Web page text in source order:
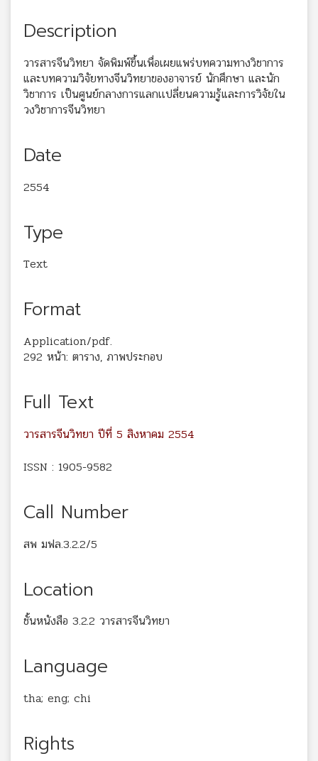
Description
วารสารจีนวิทยา จัดพิมพ์ขึ้นเพื่อเผยแพร่บทความทางวิชาการ
และบทความวิจัยทางจีนวิทยาของอาจารย์ นักศึกษา และนัก
วิชาการ เป็นศูนย์กลางการแลกเเปลี่ยนความรู้และการวิจัยใน
วงวิชาการจีนวิทยา
Date
2554
Type
Text
Format
Application/pdf.
292 หน้า: ตาราง, ภาพประกอบ
Full Text
วารสารจีนวิทยา ปีที่ 5 สิงหาคม 2554
ISSN : 1905-9582
Call Number
สพ มฟล.3.2.2/5
Location
ชั้นหนังสือ 3.2.2 วารสารจีนวิทยา
Language
tha; eng; chi
Rights